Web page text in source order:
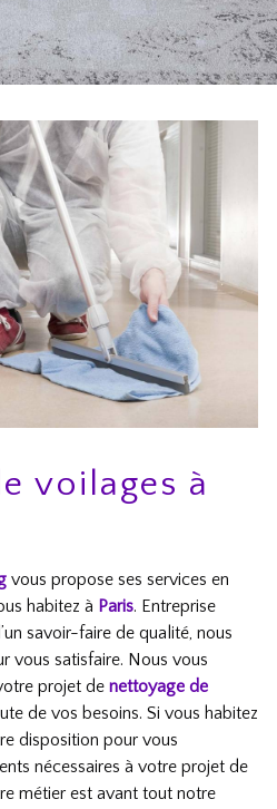
voilages à
vous propose ses services en
habitez à Paris. Entreprise
savoir-faire de qualité, nous
vous satisfaire. Nous vous
projet de nettoyage de
de vos besoins. Si vous habitez
disposition pour vous
nécessaires à votre projet de
métier est avant tout notre